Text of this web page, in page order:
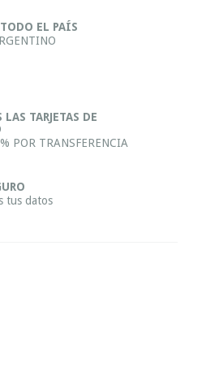
EL PAÍS
TARJETAS DE
POR TRANSFERENCIA
tus datos